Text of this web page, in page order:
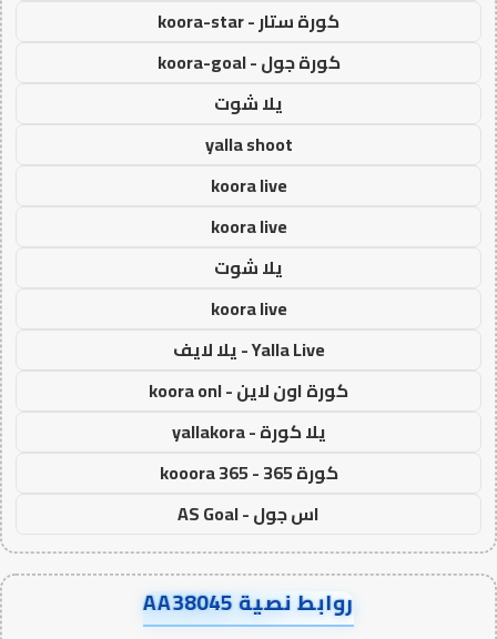
كورة ستار - koora-star
كورة جول - koora-goal
يلا شوت
yalla shoot
koora live
koora live
يلا شوت
koora live
Yalla Live - يلا لايف
كورة اون لاين - koora onl
يلا كورة - yallakora
كورة 365 - kooora 365
اس جول - AS Goal
روابط نصية AA38045